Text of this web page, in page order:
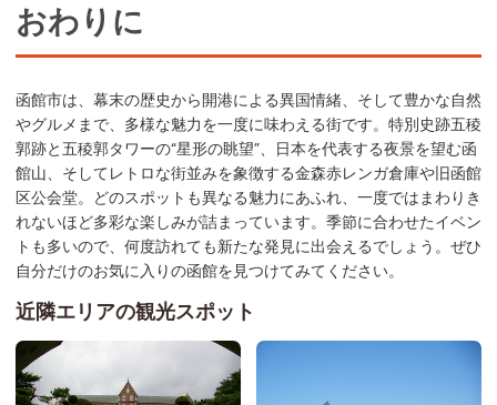
おわりに
函館市は、幕末の歴史から開港による異国情緒、そして豊かな自然
やグルメまで、多様な魅力を一度に味わえる街です。特別史跡五稜
郭跡と五稜郭タワーの“星形の眺望”、日本を代表する夜景を望む函
館山、そしてレトロな街並みを象徴する金森赤レンガ倉庫や旧函館
区公会堂。どのスポットも異なる魅力にあふれ、一度ではまわりき
れないほど多彩な楽しみが詰まっています。季節に合わせたイベン
トも多いので、何度訪れても新たな発見に出会えるでしょう。ぜひ
自分だけのお気に入りの函館を見つけてみてください。
近隣エリアの観光スポット